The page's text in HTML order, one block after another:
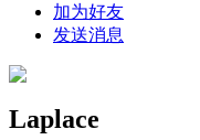
加为好友
发送消息
Laplace